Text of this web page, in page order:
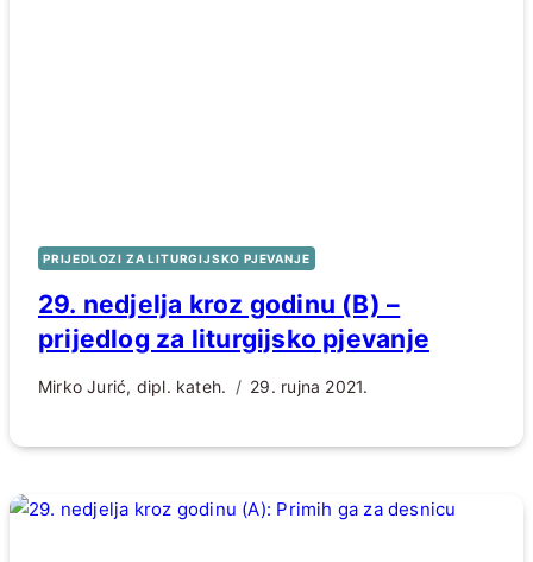
PRIJEDLOZI ZA LITURGIJSKO PJEVANJE
29. nedjelja kroz godinu (B) –
prijedlog za liturgijsko pjevanje
Mirko Jurić, dipl. kateh. 29. rujna 2021.